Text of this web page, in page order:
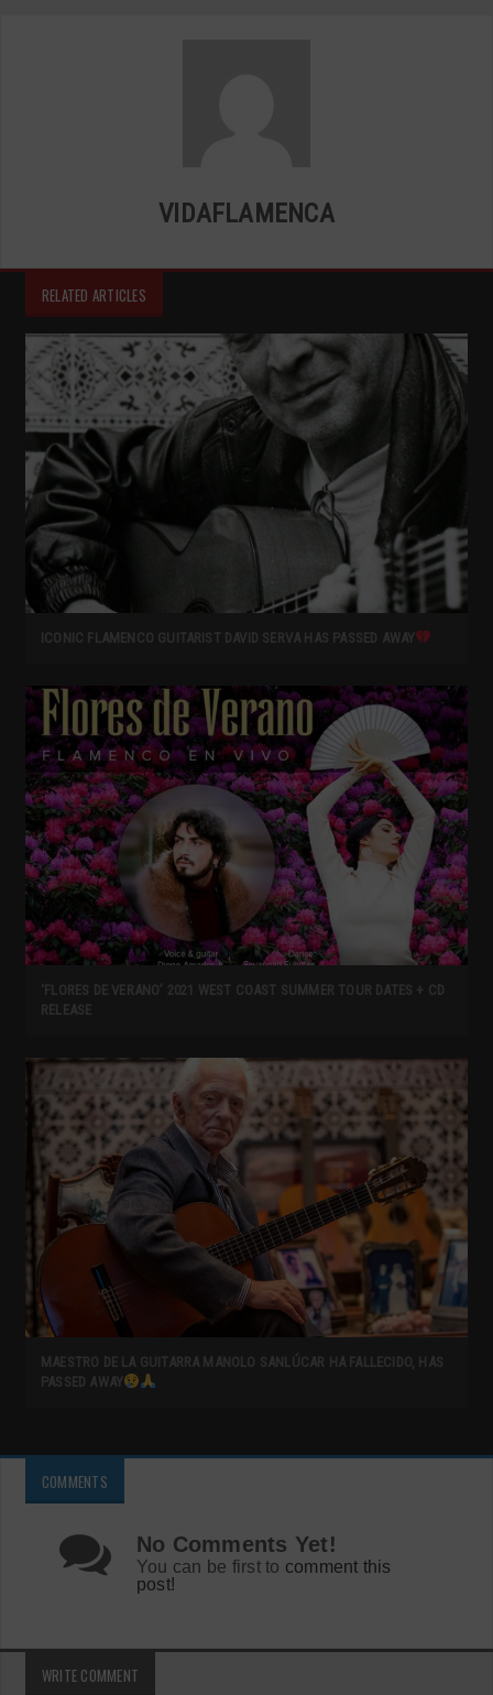
VIDAFLAMENCA
RELATED ARTICLES
ICONIC FLAMENCO GUITARIST DAVID SERVA HAS PASSED AWAY
‘FLORES DE VERANO’ 2021 WEST COAST SUMMER TOUR DATES + CD
RELEASE
MAESTRO DE LA GUITARRA MANOLO SANLÚCAR HA FALLECIDO, HAS
PASSED AWAY
COMMENTS
No Comments Yet!
You can be first to comment this
post!
WRITE COMMENT